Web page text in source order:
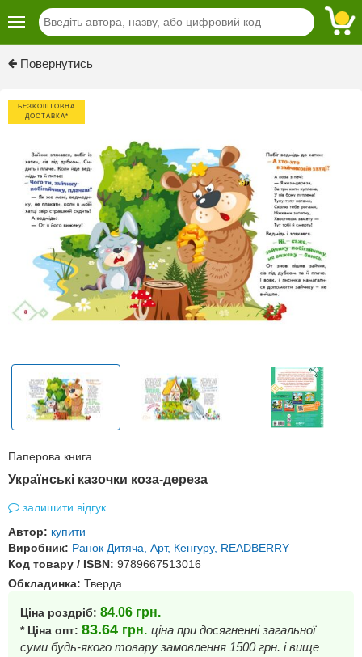
Повернутись
БЕЗКОШТОВНА
ДОСТАВКА*
Паперова книга
Українські казочки коза-дереза
залишити відгук
Автор: купити
Виробник: Ранок Дитяча, Арт, Кенгуру, READBERRY
Код товару / ISBN: 9789667513016
Обкладинка: Тверда
Ціна роздріб: 84.06 грн.
* Ціна опт: 83.64 грн. ціна при досягненні загальної
суми будь-якого товару замовлення 1500 грн. і вище